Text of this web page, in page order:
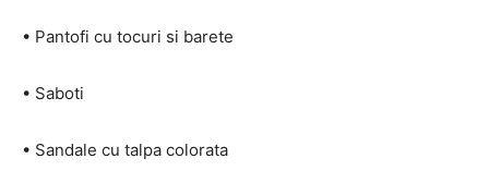
• Pantofi cu tocuri si barete
• Saboti
• Sandale cu talpa colorata